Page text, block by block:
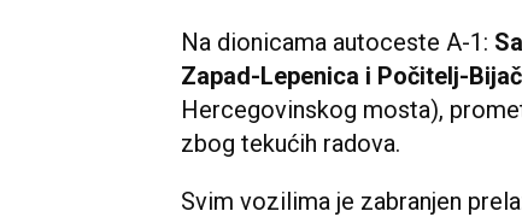
Na dionicama autoceste A-1: ​​
Zapad-Lepenica i Počitelj-
Hercegovinskog mosta),
zbog tekućih radova.
Svim vozilima je zabranjen